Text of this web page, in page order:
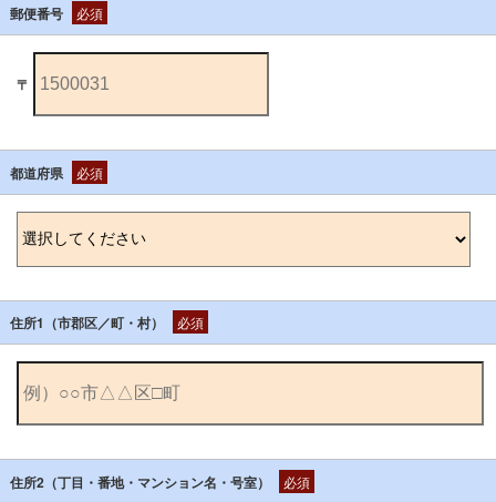
郵便番号 必須
〒
都道府県 必須
住所1（市郡区／町・村） 必須
住所2（丁目・番地・マンション名・号室） 必須